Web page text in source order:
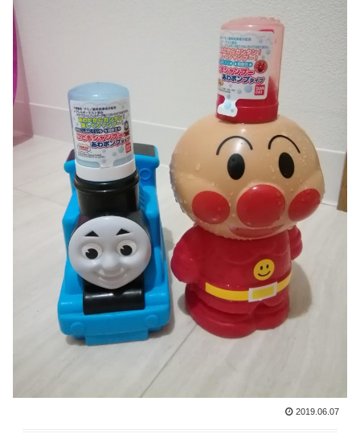
2019.06.07